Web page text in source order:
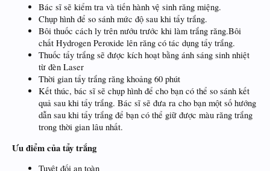
Bác sĩ sẽ kiểm tra và tiến hành vệ sinh răng miệng.
Chụp hình để so sánh mức độ sau khi tẩy trắng.
Bôi thuốc cách ly trên nướu trước khi làm trắng răng.Bôi
chất Hydrogen Peroxide lên răng có tác dụng tẩy trắng.
Thuốc tẩy trắng sẽ được kích hoạt bằng ánh sáng sinh nhiệt
từ đèn Laser
Thời gian tẩy trắng răng khoảng 60 phút
Kết thúc, bác sĩ sẽ chụp hình để cho bạn có thể so sánh kết
quả sau khi tẩy trắng. Bác sĩ sẽ đưa ra cho bạn một số hướng
dẫn sau khi tẩy trắng để bạn có thể giữ được màu răng trắng
trong thời gian lâu nhất.
Ưu điểm của tẩy trắng
Tuyệt đối an toàn